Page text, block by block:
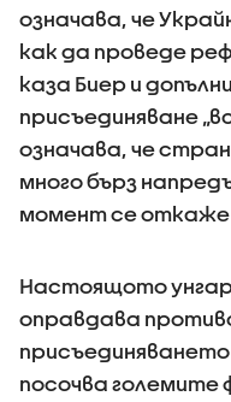
означава, че
как да проведе
каза Биер и
присъединяване
означава, че
много бърз
момент се
Настоящото
оправдава
посочва големите